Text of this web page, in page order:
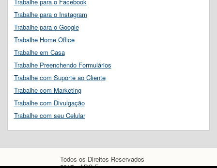
Trabalhe para o Instagram
Trabalhe para o Google
Trabalhe Home Office
Trabalhe em Casa
Trabalhe Preenchendo Formulários
Trabalhe com Suporte ao Cliente
Trabalhe com Marketing
Trabalhe com Divulgação
Trabalhe com seu Celular
Todos os Direitos Reservados